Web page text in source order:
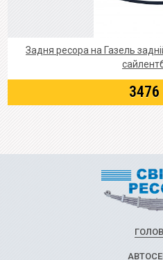
Задня ресора на Газель
3476